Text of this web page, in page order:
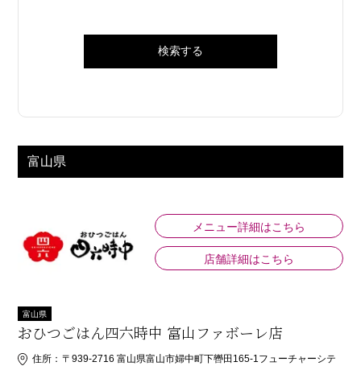
富山県
メニュー詳細はこちら
店舗詳細はこちら
富山県
おひつごはん四六時中 富山ファボーレ店
住所： 〒939-2716 富山県富山市婦中町下轡田165-1フューチャーシテ